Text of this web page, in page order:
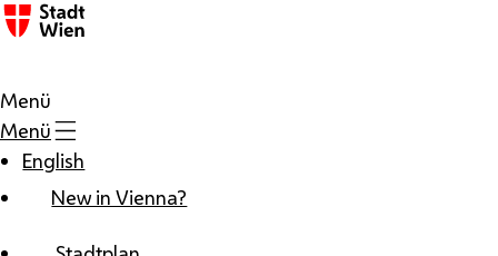
Zum Inhalt
Menü
Menü
English
New in Vienna?